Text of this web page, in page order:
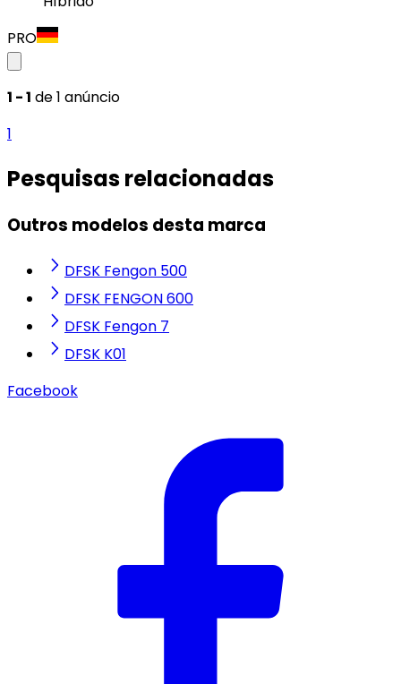
PRO
1 - 1 de 1 anúncio
1
Pesquisas relacionadas
Outros modelos desta marca
DFSK Fengon 500
DFSK FENGON 600
DFSK Fengon 7
DFSK K01
Facebook